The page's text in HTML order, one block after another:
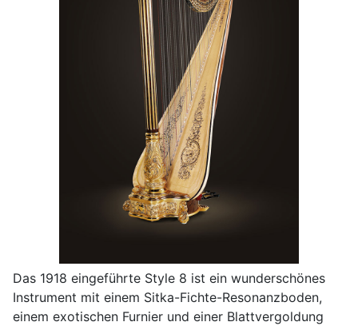
Das 1918 eingeführte Style 8 ist ein wunderschönes
Instrument mit einem Sitka-Fichte-Resonanzboden,
einem exotischen Furnier und einer Blattvergoldung